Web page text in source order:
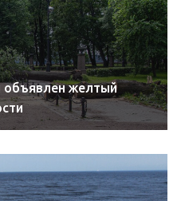
желтый